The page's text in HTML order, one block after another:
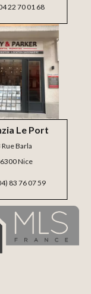
Le Port
Rue Barla
Nice
83 76 07 59
22 70 01 68